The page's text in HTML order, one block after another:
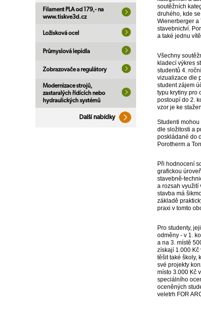
Filament PLA od 179,- na
www.tiskve3d.cz
Ložisková ocel
Průmyslová lepidla
Zobrazovače a regulátory
Modernizace strojů,
zastaralých řídících nebo
hydraulických systémů
Další nabídky
soutěžních
druhého, kde
Wienerberger a
stavebnictví.
a také jednu
Všechny
kladecí výkres
studentů 4.
vizualizace dle
student zájem
typu krytiny pro
postoupí do 2.
vzor je ke
Studenti mohou
dle složitosti a
poskládané do
Porotherm a
Při hodnocení
grafickou
stavebně-
a rozsah využití
stavba má
základě
praxi v tomto
Pro studenty,
odměny - v 1.
a na 3. místě
získají 1.000 Kč
těšit také školy,
své projekty
místo 3.000 Kč
speciálního
oceněných
veletrh FOR